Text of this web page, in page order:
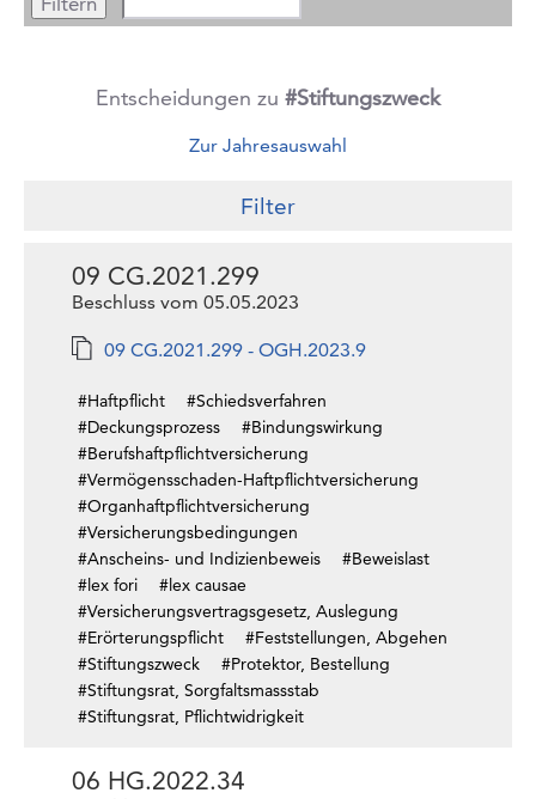
Entscheidungen zu #Stiftungszweck
Zur Jahresauswahl
Filter
09 CG.2021.299
Beschluss vom 05.05.2023
09 CG.2021.299 - OGH.2023.9
#Haftpflicht
#Schiedsverfahren
#Deckungsprozess
#Bindungswirkung
#Berufshaftpflichtversicherung
#Vermögensschaden-Haftpflichtversicherung
#Organhaftpflichtversicherung
#Versicherungsbedingungen
#Anscheins- und Indizienbeweis
#Beweislast
#lex fori
#lex causae
#Versicherungsvertragsgesetz, Auslegung
#Erörterungspflicht
#Feststellungen, Abgehen
#Stiftungszweck
#Protektor, Bestellung
#Stiftungsrat, Sorgfaltsmassstab
#Stiftungsrat, Pflichtwidrigkeit
06 HG.2022.34